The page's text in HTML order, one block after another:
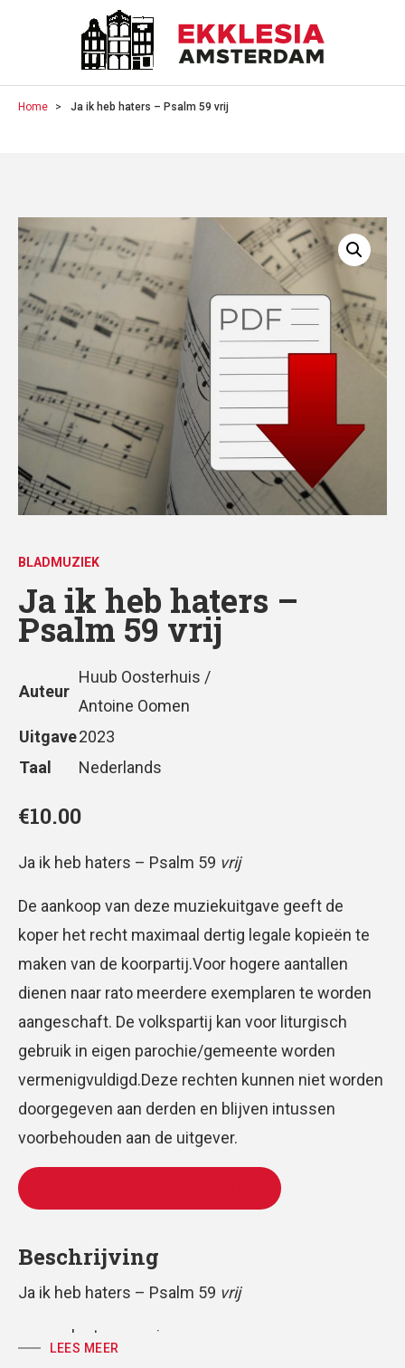
Home Ja ik heb haters – Psalm 59 vrij
BLADMUZIEK
Ja ik heb haters –
Psalm 59 vrij
Auteur
Huub Oosterhuis /
Antoine Oomen
Uitgave2023
Taal
Nederlands
€10.00
Ja ik heb haters – Psalm 59 vrij
De aankoop van deze muziekuitgave geeft de
koper het recht maximaal dertig legale kopieën te
maken van de koorpartij.Voor hogere aantallen
dienen naar rato meerdere exemplaren te worden
aangeschaft. De volkspartij kan voor liturgisch
gebruik in eigen parochie/gemeente worden
vermenigvuldigd.Deze rechten kunnen niet worden
doorgegeven aan derden en blijven intussen
voorbehouden aan de uitgever.
Beschrijving
Ja ik heb haters – Psalm 59 vrij
voor solostem en piano
LEES MEER